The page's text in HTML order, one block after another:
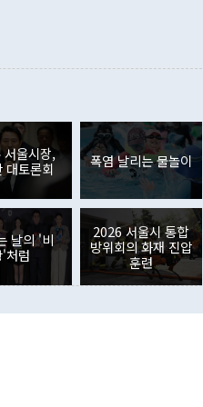
화와 안정에 플러스냐, 결론적
언급한 '4자 회담'에 대해 "이상
'동방경제포럼(EEF)'을 언급하
고 발언한 데 대해서도 조 장관
까지 진도가 나가지 않았다"고
설명은 정부 내 조율을 거치지
대체와 국호 사용, 9·19 군
이 결정할 사안이 아니어서 월
정 장관의 업무보고를 듣고 난
아니다"라고 재차 확인했다. 정
부분 국가안전보장회의(NSC)
적 생각에 가깝다"며 "안보 관
안을 추진하겠다고 업무보고를
서야 한다'고 주장한 것은 심각
자에서 4억4000만달러 적자
심으로 32억7000만달러 흑자
따른 기저효과로 배당지급이
것이다. 직접투자에서는 내국
의 국내투자가 46억3000만달러
내 주식 매도세가 이어졌다. 외
의 영향으로 316억1000만달러
역대 최대 순매도 기록을 다시
채지수(WGBI) 자금 유입에도
든 52억9000만달러를 기록했
으로 35억6000만달러 증가했
서울시장,
대토론회
폭염 날리는 물놀이
날의 '비
처럼
2026 서울시 통합
방위회의 화재 진압
훈련